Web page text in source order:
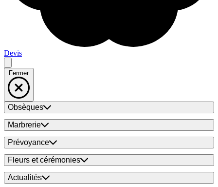
Devis
Fermer
Obsèques
Marbrerie
Prévoyance
Fleurs et cérémonies
Actualités